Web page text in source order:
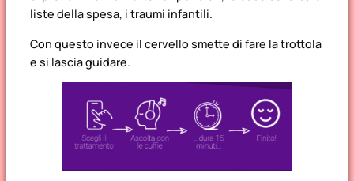
liste della spesa, i traumi infantili.
Con questo invece il cervello smette di fare la trottola
e si lascia guidare.